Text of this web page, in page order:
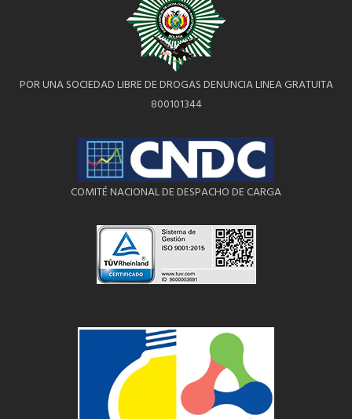
POR UNA SOCIEDAD LIBRE DE DROGAS DENUNCIA LINEA GRATUITA
800101344
COMITÉ NACIONAL DE DESPACHO DE CARGA